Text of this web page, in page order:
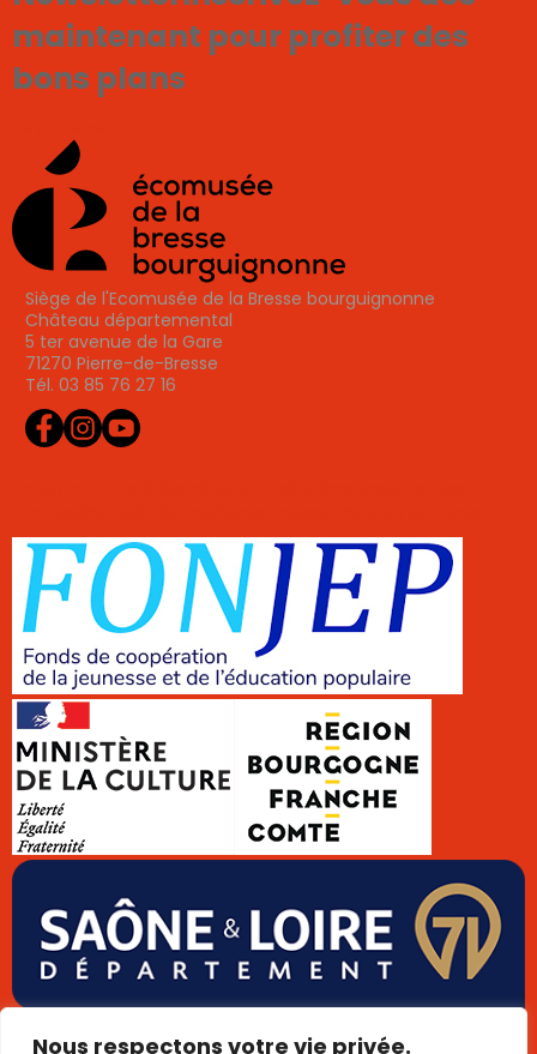
Nous respectons votre vie privée.
maintenant pour profiter des
bons plans
Siège de l'Ecomusée de la Bresse bourguignonne
Château départemental
5 ter avenue de la Gare
71270 Pierre-de-Bresse
Tél. 03 85 76 27 16
Données personnelles CookiesMentions légales